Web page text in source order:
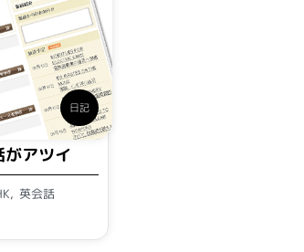
日記
アツイ
, 英会話